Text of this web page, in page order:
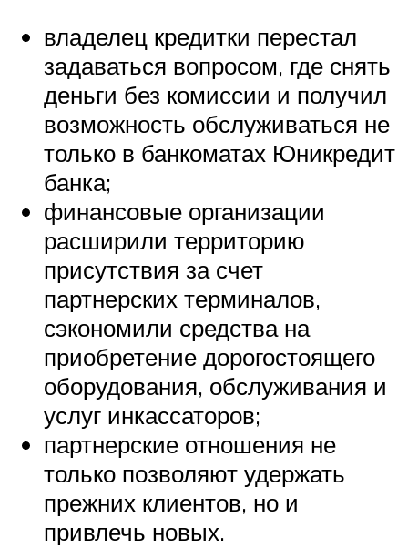
владелец кредитки перестал
задаваться вопросом, где снять
деньги без комиссии и получил
возможность обслуживаться не
только в банкоматах Юникредит
банка;
финансовые организации
расширили территорию
присутствия за счет
партнерских терминалов,
сэкономили средства на
приобретение дорогостоящего
оборудования, обслуживания и
услуг инкассаторов;
партнерские отношения не
только позволяют удержать
прежних клиентов, но и
привлечь новых.